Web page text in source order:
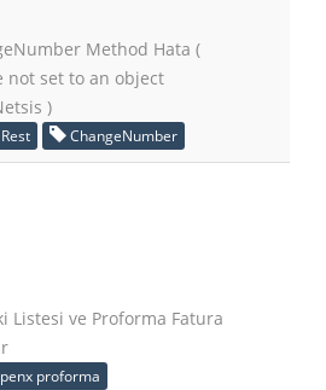
Method Hata (
not set to an object
)
Rest ChangeNumber
Listesi ve Proforma Fatura
proforma